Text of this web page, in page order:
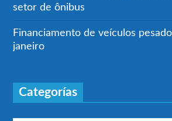
setor de ônibus
Financiamento de veículos
janeiro
Categorías